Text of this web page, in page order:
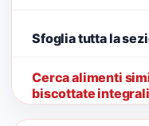
Sfoglia tutta la
Cerca alimenti
biscottate integrali